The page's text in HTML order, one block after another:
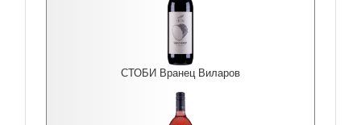
СТОБИ Вранец Виларов